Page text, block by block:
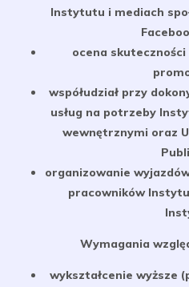
Instytutu i mediach
ocena
współudział przy
usług na potrzeby
wewnętrznymi oraz
organizowanie
pracowników
Wymagania
wykształcenie wyższe